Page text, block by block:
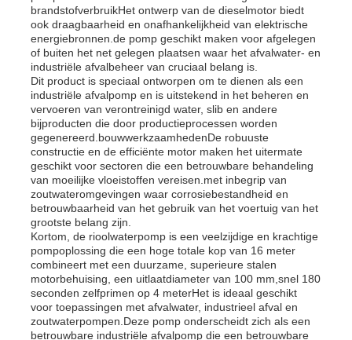
dieselgeneratorset
benzinegeneratoren
Omvormergeneratorset
Draagbare Generator Set
Industriële generatorset
Digitale generatorset
brandstofverbruikHet ontwerp van de dieselmotor biedt
ook draagbaarheid en onafhankelijkheid van elektrische
energiebronnen.de pomp geschikt maken voor afgelegen
of buiten het net gelegen plaatsen waar het afvalwater- en
industriële afvalbeheer van cruciaal belang is.
Dit product is speciaal ontworpen om te dienen als een
industriële afvalpomp en is uitstekend in het beheren en
vervoeren van verontreinigd water, slib en andere
bijproducten die door productieprocessen worden
gegenereerd.bouwwerkzaamhedenDe robuuste
constructie en de efficiënte motor maken het uitermate
geschikt voor sectoren die een betrouwbare behandeling
van moeilijke vloeistoffen vereisen.met inbegrip van
zoutwateromgevingen waar corrosiebestandheid en
betrouwbaarheid van het gebruik van het voertuig van het
grootste belang zijn.
Kortom, de rioolwaterpomp is een veelzijdige en krachtige
pompoplossing die een hoge totale kop van 16 meter
combineert met een duurzame, superieure stalen
motorbehuising, een uitlaatdiameter van 100 mm,snel 180
seconden zelfprimen op 4 meterHet is ideaal geschikt
voor toepassingen met afvalwater, industrieel afval en
zoutwaterpompen.Deze pomp onderscheidt zich als een
betrouwbare industriële afvalpomp die een betrouwbare